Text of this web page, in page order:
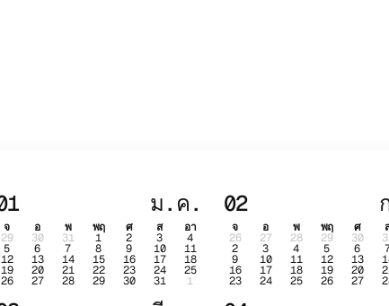
ม.ค.
จ อ พ พฤ ศ ส อา
29 30 31 1 2 3 4
5 6 7 8 9 10 11
12 13 14 15 16 17 18
19 20 21 22 23 24 25
26 27 28 29 30 31 1
02
จ อ พ พฤ ศ
26 27 28 29 30
2 3 4 5 6
9 10 11 12 13
16 17 18 19 20
23 24 25 26 27